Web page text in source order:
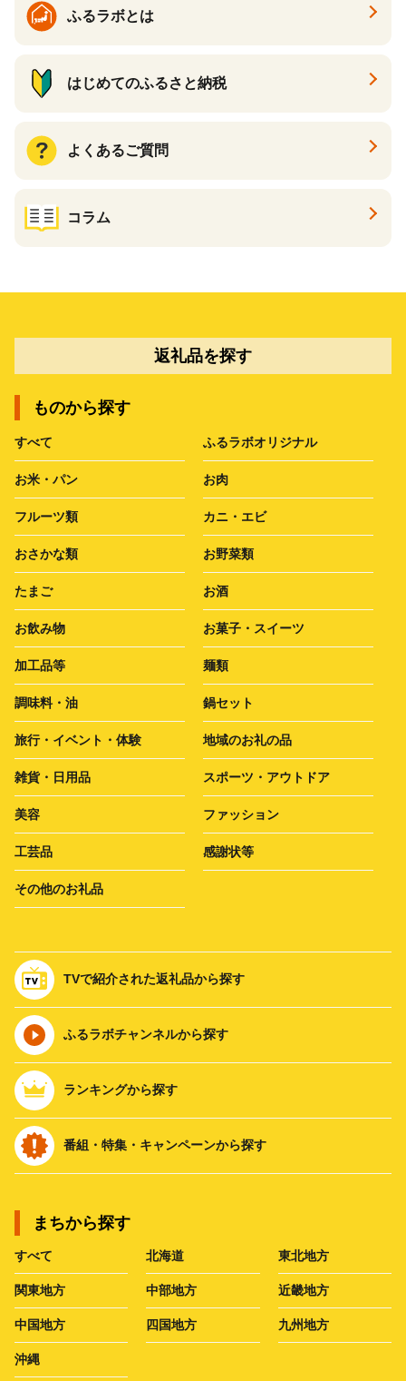
ふるラボとは
はじめてのふるさと納税
よくあるご質問
コラム
返礼品を探す
ものから探す
すべて ふるラボオリジナル
お米・パン お肉
フルーツ類 カニ・エビ
おさかな類 お野菜類
たまご お酒
お飲み物 お菓子・スイーツ
加工品等 麺類
調味料・油 鍋セット
旅行・イベント・体験 地域のお礼の品
雑貨・日用品 スポーツ・アウトドア
美容 ファッション
工芸品 感謝状等
その他のお礼品
TVで紹介された返礼品から探す
ふるラボチャンネルから探す
ランキングから探す
番組・特集・キャンペーンから探す
まちから探す
すべて 北海道 東北地方
関東地方 中部地方 近畿地方
中国地方 四国地方 九州地方
沖縄